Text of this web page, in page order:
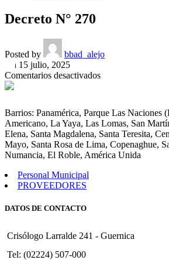
Decreto N° 270
Posted by
bbad_alejo
On 15 julio, 2025
Comentarios desactivadosen
Barrios: Panamérica, Parque Las Naciones
Americano, La Yaya, Las Lomas, San
Elena, Santa Magdalena, Santa Teresita,
Mayo, Santa Rosa de Lima, Copenaghue,
Numancia, El Roble, América Unida
Personal Municipal
PROVEEDORES
DATOS DE CONTACTO
Crisólogo Larralde 241 - Guernica
Tel: (02224) 507-000